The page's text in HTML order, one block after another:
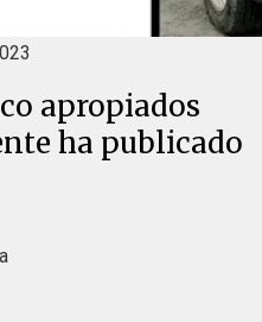
apropiados
ha publicado